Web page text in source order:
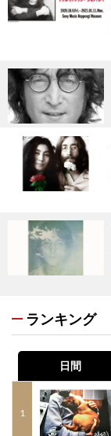
ランキング
日間